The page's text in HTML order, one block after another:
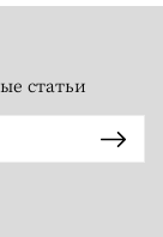
статьи